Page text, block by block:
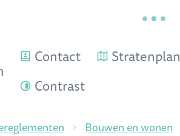
Contact Stratenplan
Contrast
Bouwen en wonen